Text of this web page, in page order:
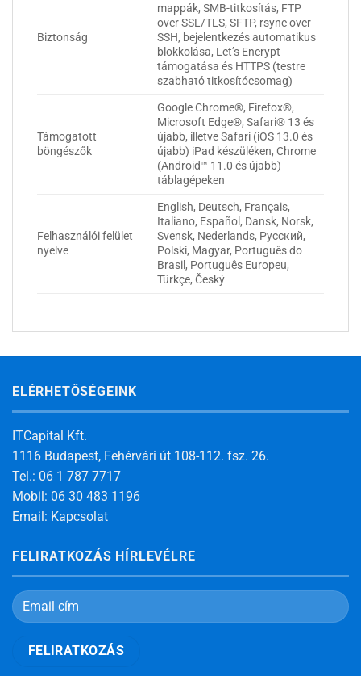
Biztonság
mappák, SMB-titkosítás, FTP
over SSL/TLS, SFTP, rsync over
SSH, bejelentkezés automatikus
blokkolása, Let’s Encrypt
támogatása és HTTPS (testre
szabható titkosítócsomag)
Támogatott
böngészők
Google Chrome®, Firefox®,
Microsoft Edge®, Safari® 13 és
újabb, illetve Safari (iOS 13.0 és
újabb) iPad készüléken, Chrome
(Android™ 11.0 és újabb)
táblagépeken
Felhasználói felület
nyelve
English, Deutsch, Français,
Italiano, Español, Dansk, Norsk,
Svensk, Nederlands, Русский,
Polski, Magyar, Português do
Brasil, Português Europeu,
Türkçe, Český
ELÉRHETŐSÉGEINK
ITCapital Kft.
1116 Budapest, Fehérvári út 108-112. fsz. 26.
Tel.: 06 1 787 7717
Mobil: 06 30 483 1196
Email: Kapcsolat
FELIRATKOZÁS HÍRLEVÉLRE